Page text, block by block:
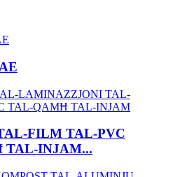
FILM TAL-PVC
TAL-INJAM...